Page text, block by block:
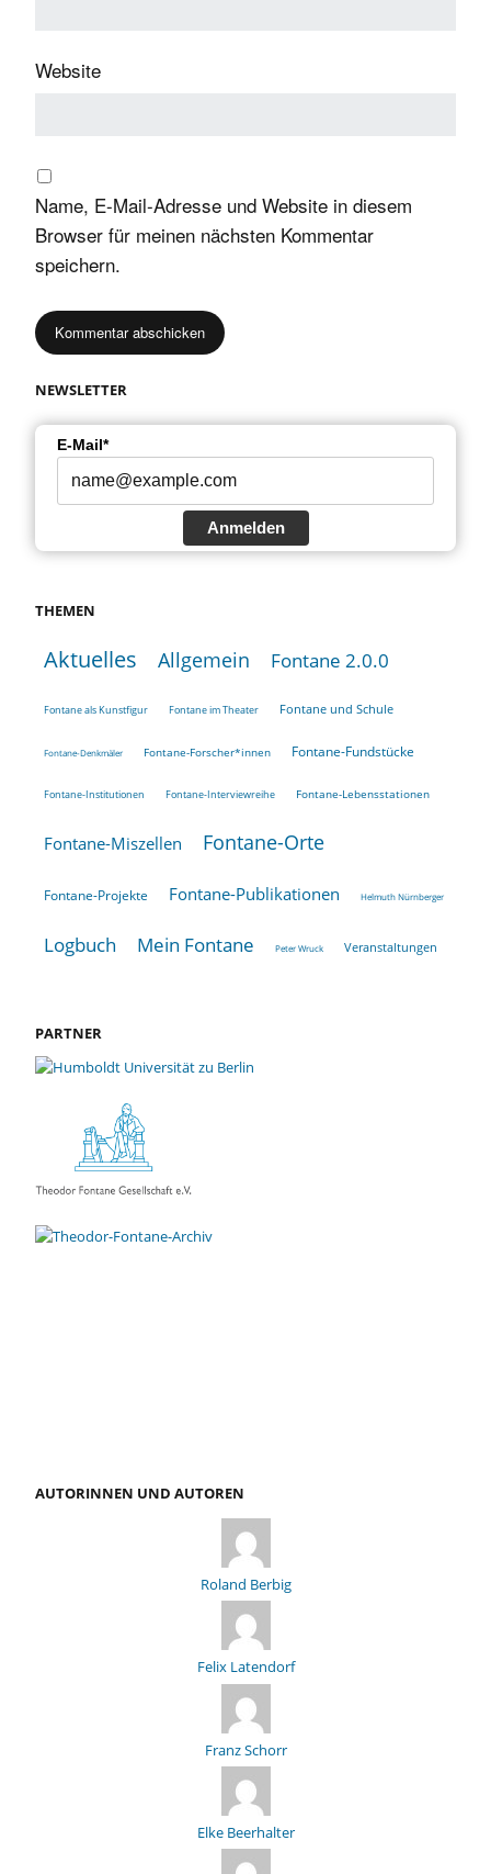
Website
Name, E-Mail-Adresse und Website in diesem
Browser für meinen nächsten Kommentar
speichern.
NEWSLETTER
E-Mail*
Anmelden
THEMEN
Aktuelles Allgemein Fontane 2.0.0
Fontane als Kunstfigur Fontane im Theater Fontane und Schule
Fontane-Denkmäler Fontane-Forscher*innen Fontane-Fundstücke
Fontane-Institutionen Fontane-Interviewreihe Fontane-Lebensstationen
Fontane-Miszellen Fontane-Orte
Fontane-Projekte Fontane-Publikationen Helmuth Nürnberger
Logbuch Mein Fontane Peter Wruck Veranstaltungen
PARTNER
AUTORINNEN UND AUTOREN
Roland Berbig
Felix Latendorf
Franz Schorr
Elke Beerhalter